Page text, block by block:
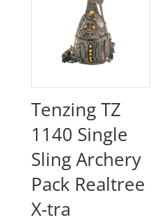
Tenzing TZ
1140 Single
Sling Archery
Pack Realtree
X-tra